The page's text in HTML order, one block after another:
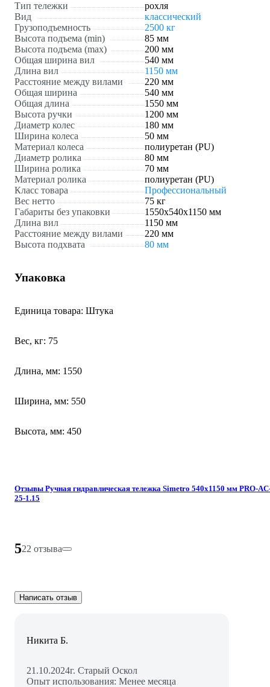
Тип тележки
рохля
Вид
классический
Грузоподъемность
2500 кг
Высота подъема (min)
85 мм
Высота подъема (max)
200 мм
Общая ширина вил
540 мм
Длина вил
1150 мм
Расстояние между вилами
220 мм
Общая ширина
540 мм
Общая длина
1550 мм
Высота ручки
1200 мм
Диаметр колес
180 мм
Ширина колеса
50 мм
Материал колеса
полиуретан (PU)
Диаметр ролика
80 мм
Ширина ролика
70 мм
Материал ролика
полиуретан (PU)
Класс товара
Профессиональный
Вес нетто
75 кг
Габариты без упаковки
1550х540х1150 мм
Длина вил
1150 мм
Расстояние между вилами
220 мм
Высота подхвата
80 мм
Упаковка
Единица товара: Штука
Вес, кг: 75
Длина, мм: 1550
Ширина, мм: 550
Высота, мм: 450
Отзывы Ручная гидравлическая тележка Simetro 540x1150 мм PRO-
25-1.15
522 отзыва
Написать отзыв
Никита Б.
21.10.2024г. Старый Оскол
Опыт использования: Менее месяца